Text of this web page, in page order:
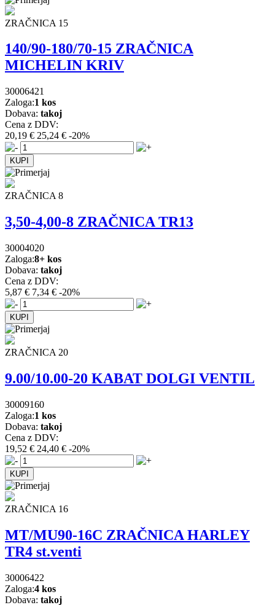
ZRAČNICA 15
140/90-180/70-15 ZRAČNICA
MICHELIN KRIV
30006421
Zaloga:1 kos
Dobava: takoj
Cena z DDV:
20,19 € 25,24 € -20%
ZRAČNICA 8
3,50-4,00-8 ZRAČNICA TR13
30004020
Zaloga:8+ kos
Dobava: takoj
Cena z DDV:
5,87 € 7,34 € -20%
ZRAČNICA 20
9.00/10.00-20 KABAT DOLGI VENTIL
30009160
Zaloga:1 kos
Dobava: takoj
Cena z DDV:
19,52 € 24,40 € -20%
ZRAČNICA 16
MT/MU90-16C ZRAČNICA HARLEY
TR4 st.venti
30006422
Zaloga:4 kos
Dobava: takoj